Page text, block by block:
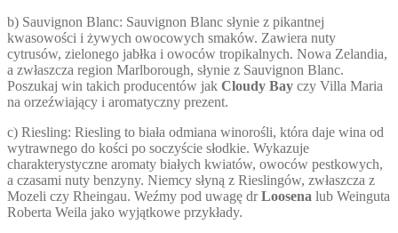
b) Sauvignon Blanc: Sauvignon Blanc słynie z pikantnej
kwasowości i żywych owocowych smaków. Zawiera nuty
cytrusów, zielonego jabłka i owoców tropikalnych. Nowa Zelandia,
a zwłaszcza region Marlborough, słynie z Sauvignon Blanc.
Poszukaj win takich producentów jak Cloudy Bay czy Villa Maria
na orzeźwiający i aromatyczny prezent.
c) Riesling: Riesling to biała odmiana winorośli, która daje wina od
wytrawnego do kości po soczyście słodkie. Wykazuje
charakterystyczne aromaty białych kwiatów, owoców pestkowych,
a czasami nuty benzyny. Niemcy słyną z Rieslingów, zwłaszcza z
Mozeli czy Rheingau. Weźmy pod uwagę drLoosena lub Weinguta
Roberta Weila jako wyjątkowe przykłady.